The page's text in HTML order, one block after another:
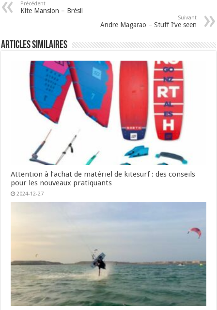
Précédent
Kite Mansion – Brésil
Suivant
Andre Magarao – Stuff I’ve seen
Articles similaires
Attention à l’achat de matériel de kitesurf : des conseils
pour les nouveaux pratiquants
2024-12-27